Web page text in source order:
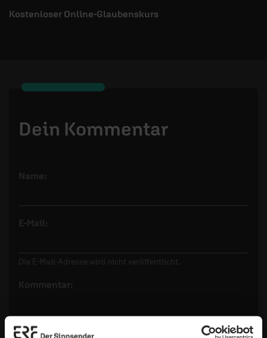
Kostenloser Online-Glaubenskurs
Dein Kommentar
Name:
E-Mail:
Die E-Mail-Adresse wird nicht veröffentlicht.
Kommentar: